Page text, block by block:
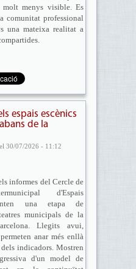
menys visible. Es
comunitat professional
una mateixa realitat a
espais escènics
de la
el 30/07/2026 - 11:12
informes del Cercle de
d'Espais
una etapa de
municipals de la
Llegits avui,
anar més enllà
indicadors. Mostren
d'un model de